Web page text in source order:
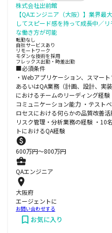
株式会社出前館
【QAエンジニア（大阪）】業界最
してスピード感を持って成長中／
な働き方が可能
転勤なし
自社サービスあり
リモートワーク
モダンな技術を採用
フレックス出勤・時差出勤
■必須条件
・Webアプリケーション、スマー
あるいはQA業務（計画、設計、実
におけるチームのリーディング経
コミュニケーション能力 ・テスト
ロセスにおける何らかの品質改善
リスク管理・分析業務の経験 ・10
トにおけるQA経験
600万円〜800万円
QAエンジニア
大阪府
エージェントに
お問い合わせする
お気に入り